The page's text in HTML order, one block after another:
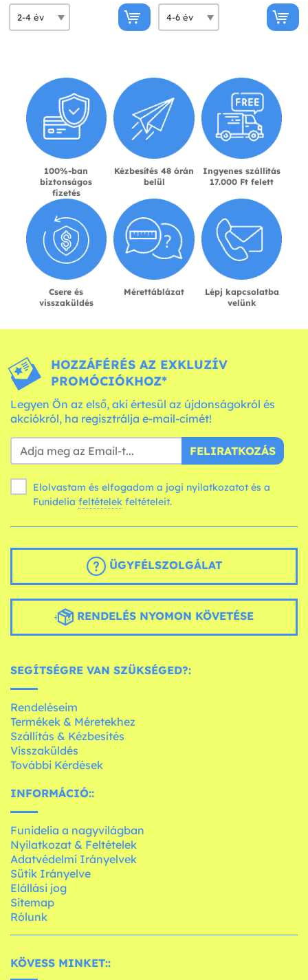
100%-ban
biztonságos
fizetés
Kézbesítés 48 órán
belül
Ingyenes szállítás
17.000 Ft felett
Csere és
visszaküldés
Mérettáblázat
Lépj kapcsolatba
velünk
HOZZÁFÉRÉS AZ EXKLUZÍV
PROMÓCIÓKHOZ*
Legyen Ön az első, aki értesül az újdonságokról és
akciókról, ha regisztrálja e-mail-címét!
FELIRATKOZÁS
Elolvastam és elfogadom a jogi nyilatkozatot és a
Funidelia feltételek feltételeit.
ÜGYFÉLSZOLGÁLAT
RENDELÉS NYOMON KÖVETÉSE
SEGÍTSÉGRE VAN SZÜKSÉGED?:
Rendeléseim
Termékek & Méretekhez
Szállítás & Kézbesítés
Visszaküldés
További Kérdések
INFORMÁCIÓ::
Funidelia a nagyvilágban
Nyilatkozat & Feltételek
Adatvédelmi Irányelvek
Sütik Irányelve
Elállási jog
Sitemap
Rólunk
KÖVESS MINKET::